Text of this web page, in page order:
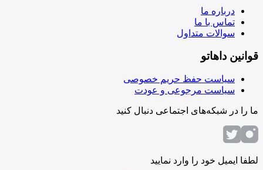
درباره ما
تماس با ما
سوالات متداول
قوانین داهاتو
سیاست حفظ حریم خصوصی
سیاست مرجوعی و عودت
ما را در شبکه‌های اجتماعی دنبال کنید
لطفا ایمیل خود را وارد نمایید